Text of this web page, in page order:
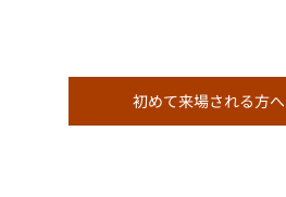
初めて来場される方へ